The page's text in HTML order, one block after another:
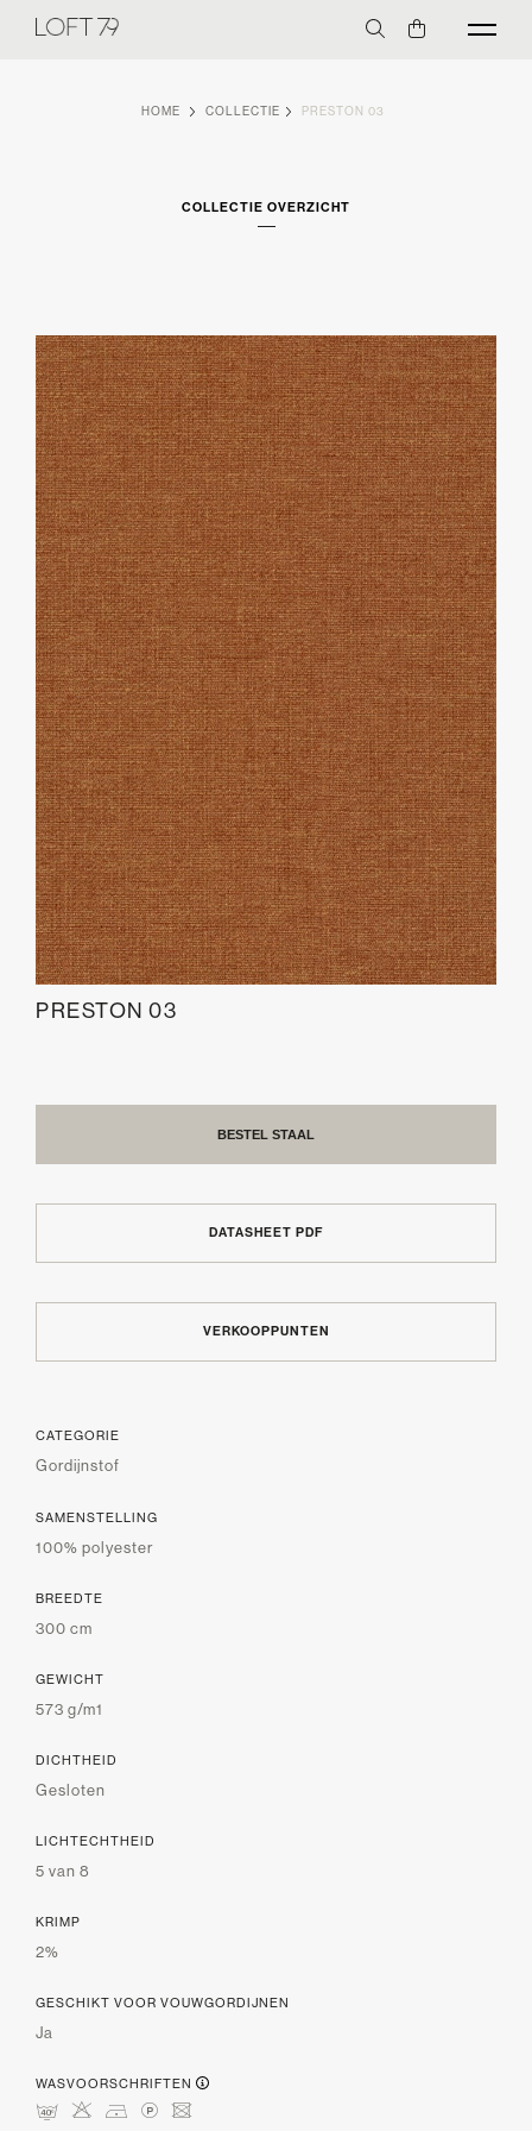
HOME COLLECTIE PRESTON 03
COLLECTIE OVERZICHT
PRESTON 03
BESTEL STAAL
DATASHEET PDF
VERKOOPPUNTEN
CATEGORIE
Gordijnstof
SAMENSTELLING
100% polyester
BREEDTE
300 cm
GEWICHT
573 g/m1
DICHTHEID
Gesloten
LICHTECHTHEID
5 van 8
KRIMP
2%
GESCHIKT VOOR VOUWGORDIJNEN
Ja
WASVOORSCHRIFTEN
nHDLU